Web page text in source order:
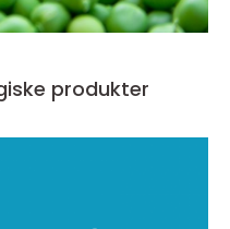
produkter